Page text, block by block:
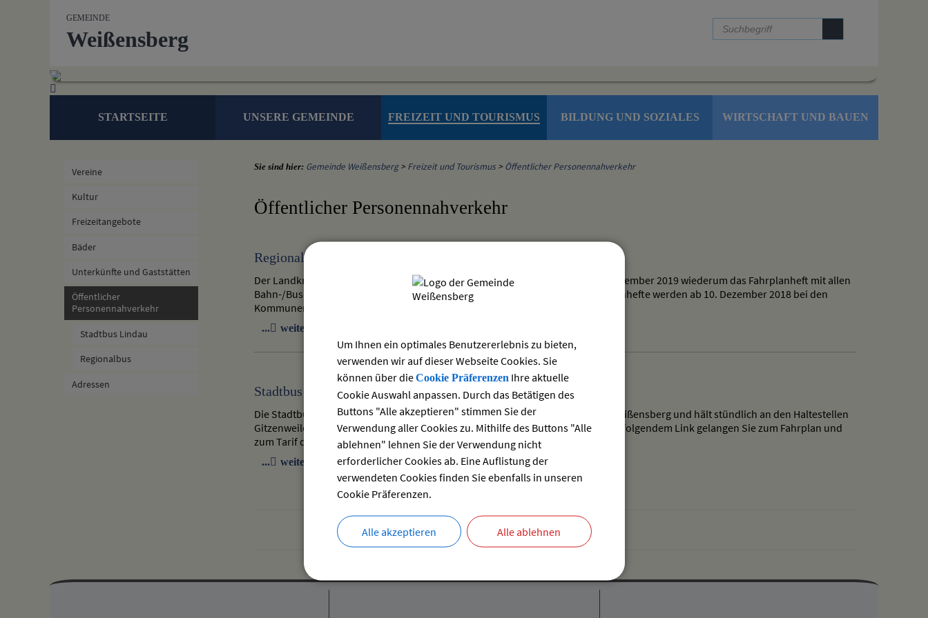
GEMEINDE
Weißensberg
STARTSEITE UNSERE GEMEINDE FREIZEIT UND TOURISMUS BILDUNG UND SOZIALES WIRTSCHAFT UND BAUEN
Vereine
Kultur
Freizeitangebote
Bäder
Unterkünfte und Gaststätten
Öffentlicher
Personennahverkehr
Stadtbus Lindau
Regionalbus
Adressen
Sie sind hier: Gemeinde Weißensberg>Freizeit und Tourismus >Öffentlicher Personennahverkehr
Öffentlicher Personennahverkehr
Regionalbus
Der Landkreis Lindau (Bodensee) legt zum diesjährigen Fahrplanwechsel im Dezember 2019 wiederum das Fahrplanheft mit allen
Bahn-/Bus- und Schiffsverbindungen im Kreisgebiet neu auf. Die neuen Fahrplanhefte werden ab 10. Dezember 2018 bei den
Kommunen ausliegen.Weißensberg und Rothkreuz werden von de
weiterlesen
Stadtbus Lindau
Die Stadtbuslinie 4 Gitzenweiler Hof - ZUP - Alwind führt durch die Gemeinde Weißensberg und hält stündlich an den Haltestellen
Gitzenweiler Hof (Campingplatz), Rehlings (Reitstall) und Lindenstraße.Mit nachfolgendem Link gelangen Sie zum Fahrplan und
zum Tarif des Stadtbusses:
weiterlesen
Um Ihnen ein optimales Benutzererlebnis zu bieten,
verwenden wir auf dieser Webseite Cookies. Sie
können über dieCookie Präferenzen Ihre aktuelle
Cookie Auswahl anpassen. Durch das Betätigen des
Buttons "Alle akzeptieren" stimmen Sie der
Verwendung aller Cookies zu. Mithilfe des Buttons "Alle
ablehnen" lehnen Sie der Verwendung nicht
erforderlicher Cookies ab. Eine Auflistung der
verwendeten Cookies finden Sie ebenfalls in unseren
Cookie Präferenzen.
Alle akzeptieren Alle ablehnen